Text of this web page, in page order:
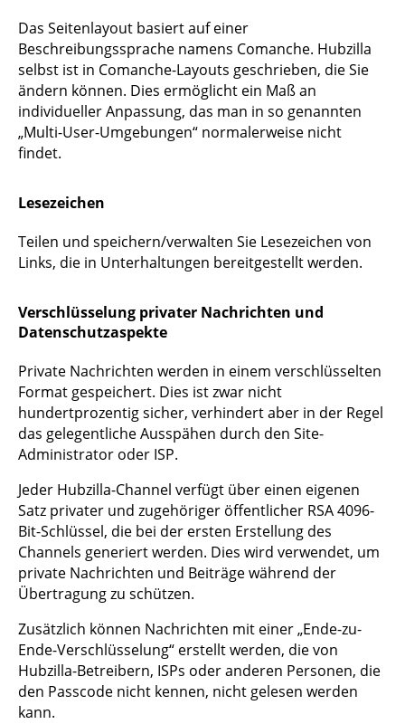
Das Seitenlayout basiert auf einer
Beschreibungssprache namens Comanche. Hubzilla
selbst ist in Comanche-Layouts geschrieben, die Sie
ändern können. Dies ermöglicht ein Maß an
individueller Anpassung, das man in so genannten
„Multi-User-Umgebungen“ normalerweise nicht
findet.
Lesezeichen
Teilen und speichern/verwalten Sie Lesezeichen von
Links, die in Unterhaltungen bereitgestellt werden.
Verschlüsselung privater Nachrichten und
Datenschutzaspekte
Private Nachrichten werden in einem verschlüsselten
Format gespeichert. Dies ist zwar nicht
hundertprozentig sicher, verhindert aber in der Regel
das gelegentliche Ausspähen durch den Site-
Administrator oder ISP.
Jeder Hubzilla-Channel verfügt über einen eigenen
Satz privater und zugehöriger öffentlicher RSA 4096-
Bit-Schlüssel, die bei der ersten Erstellung des
Channels generiert werden. Dies wird verwendet, um
private Nachrichten und Beiträge während der
Übertragung zu schützen.
Zusätzlich können Nachrichten mit einer „Ende-zu-
Ende-Verschlüsselung“ erstellt werden, die von
Hubzilla-Betreibern, ISPs oder anderen Personen, die
den Passcode nicht kennen, nicht gelesen werden
kann.